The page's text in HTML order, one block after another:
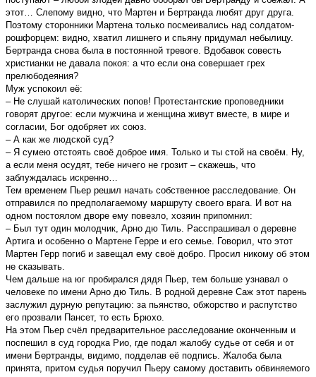
этот… Слепому видно, что Мартен и Бертранда любят друг друга.
Поэтому сторонники Мартена только посмеивались над солдатом-
рошфорцем: видно, хватил лишнего и спьяну придумал небылицу.
Бертранда снова была в постоянной тревоге. Вдобавок совесть
христианки не давала покоя: а что если она совершает грех
прелюбодеяния?
Муж успокоил её:
– Не слушай католических попов! Протестантские проповедники
говорят другое: если мужчина и женщина живут вместе, в мире и
согласии, Бог одобряет их союз.
– А как же людской суд?
– Я сумею отстоять своё доброе имя. Только и ты стой на своём. Ну,
а если меня осудят, тебе ничего не грозит – скажешь, что
заблуждалась искренно…
Тем временем Пьер решил начать собственное расследование. Он
отправился по предполагаемому маршруту своего врага. И вот на
одном постоялом дворе ему повезло, хозяин припомнил:
– Был тут один молодчик, Арно дю Тиль. Расспрашивал о деревне
Артига и особенно о Мартене Герре и его семье. Говорил, что этот
Мартен Герр погиб и завещал ему своё добро. Просил никому об этом
не сказывать.
Чем дальше на юг пробирался дядя Пьер, тем больше узнавал о
человеке по имени Арно дю Тиль. В родной деревне Саж этот парень
заслужил дурную репутацию: за пьянство, обжорство и распутство
его прозвали Пансет, то есть Брюхо.
На этом Пьер счёл предварительное расследование оконченным и
поспешил в суд городка Рио, где подал жалобу судье от себя и от
имени Бертранды, видимо, подделав её подпись. Жалоба была
принята, притом судья поручил Пьеру самому доставить обвиняемого